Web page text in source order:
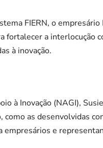
FIERN, o
fortalecer a interlocução
à inovação.
à Inovação (NAGI),
como as desenvolvidas
e